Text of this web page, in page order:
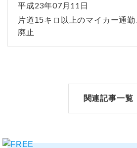
平成23年07月11日
片道15キロ以上のマイカー通
廃止
関連記事一覧